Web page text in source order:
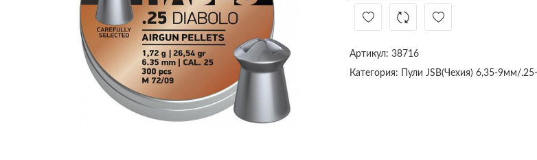
Артикул: 38716
Категория:
Пули JSB(Чехия) 6,35-9мм/